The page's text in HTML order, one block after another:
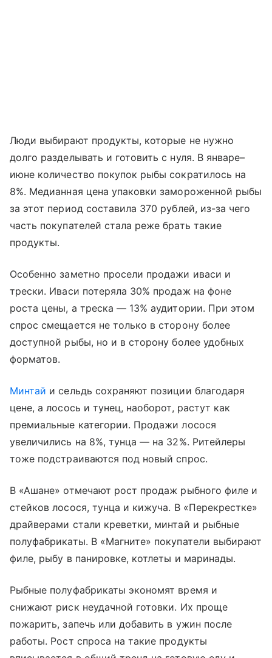
Люди выбирают продукты, которые не нужно
долго разделывать и готовить с нуля. В январе–
июне количество покупок рыбы сократилось на
8%. Медианная цена упаковки замороженной рыбы
за этот период составила 370 рублей, из-за чего
часть покупателей стала реже брать такие
продукты.
Особенно заметно просели продажи иваси и
трески. Иваси потеряла 30% продаж на фоне
роста цены, а треска — 13% аудитории. При этом
спрос смещается не только в сторону более
доступной рыбы, но и в сторону более удобных
форматов.
Минтай и сельдь сохраняют позиции благодаря
цене, а лосось и тунец, наоборот, растут как
премиальные категории. Продажи лосося
увеличились на 8%, тунца — на 32%. Ритейлеры
тоже подстраиваются под новый спрос.
В «Ашане» отмечают рост продаж рыбного филе и
стейков лосося, тунца и кижуча. В «Перекрестке»
драйверами стали креветки, минтай и рыбные
полуфабрикаты. В «Магните» покупатели выбирают
филе, рыбу в панировке, котлеты и маринады.
Рыбные полуфабрикаты экономят время и
снижают риск неудачной готовки. Их проще
пожарить, запечь или добавить в ужин после
работы. Рост спроса на такие продукты